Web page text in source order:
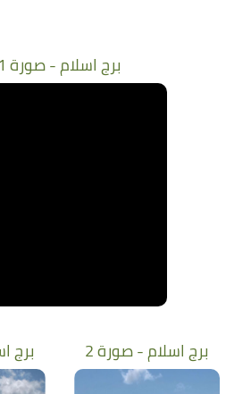
برج اسلام - صورة 1
برج اسلام - صورة 2 برج